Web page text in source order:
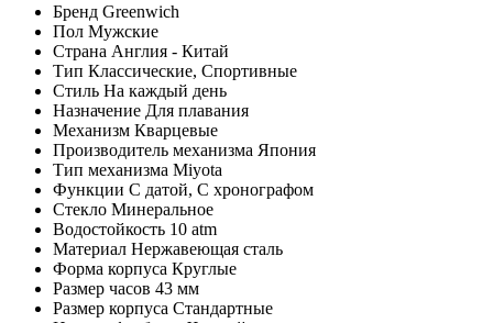
Бренд Greenwich
Пол Мужские
Страна Англия - Китай
Тип Классические, Спортивные
Стиль На каждый день
Назначение Для плавания
Механизм Кварцевые
Производитель механизма Япония
Тип механизма Miyota
Функции С датой, С хронографом
Стекло Минеральное
Водостойкость 10 atm
Материал Нержавеющая сталь
Форма корпуса Круглые
Размер часов 43 мм
Размер корпуса Стандартные